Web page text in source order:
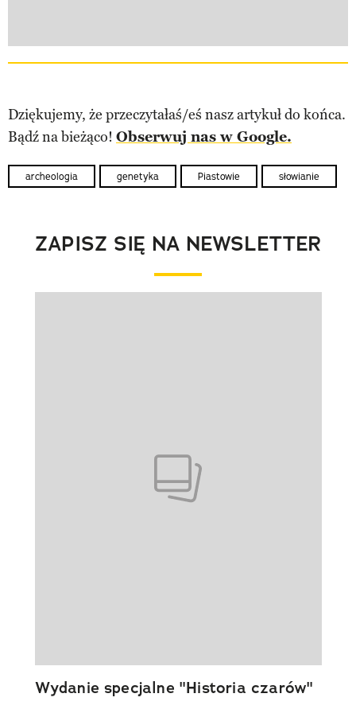
Dziękujemy, że przeczytałaś/eś nasz artykuł do końca.
Bądź na bieżąco! Obserwuj nas w Google.
archeologia genetyka Piastowie słowianie
ZAPISZ SIĘ NA NEWSLETTER
Wydanie specjalne "Historia czarów"